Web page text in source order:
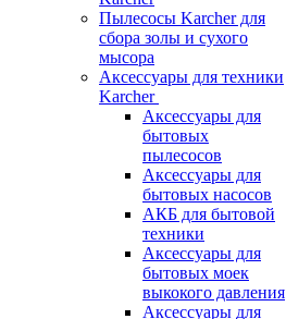
Пылесосы Karcher для
сбора золы и сухого
мысора
Аксессуары для техники
Karcher
Аксессуары для
бытовых
пылесосов
Аксессуары для
бытовых насосов
АКБ для бытовой
техники
Аксессуары для
бытовых моек
выкокого давления
Аксессуары для